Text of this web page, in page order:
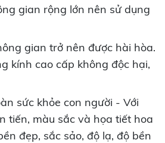
gian rộng lớn nên sử dụng
gian trở nên được hài hòa.
kính cao cấp không độc hại,
sức khỏe con người - Với
tiến, màu sắc và họa tiết hoa
đẹp, sắc sảo, độ lạ, độ bền